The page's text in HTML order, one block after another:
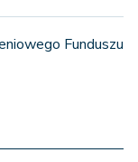
Funduszu